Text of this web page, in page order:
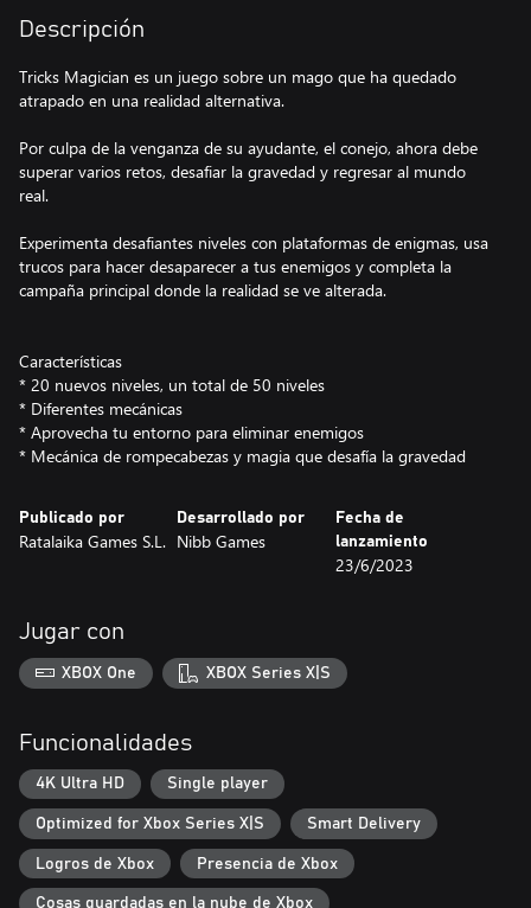
Descripción
Tricks Magician es un juego sobre un mago que ha quedado
atrapado en una realidad alternativa.
Por culpa de la venganza de su ayudante, el conejo, ahora debe
superar varios retos, desafiar la gravedad y regresar al mundo
real.
Experimenta desafiantes niveles con plataformas de enigmas, usa
trucos para hacer desaparecer a tus enemigos y completa la
campaña principal donde la realidad se ve alterada.
Características
* 20 nuevos niveles, un total de 50 niveles
* Diferentes mecánicas
* Aprovecha tu entorno para eliminar enemigos
* Mecánica de rompecabezas y magia que desafía la gravedad
Publicado por
Ratalaika Games S.L.
Desarrollado por
Nibb Games
Fecha de
lanzamiento
23/6/2023
Jugar con
XBOX One XBOX Series X|S
Funcionalidades
4K Ultra HD Single player
Optimized for Xbox Series X|S Smart Delivery
Logros de Xbox Presencia de Xbox
Cosas guardadas en la nube de Xbox